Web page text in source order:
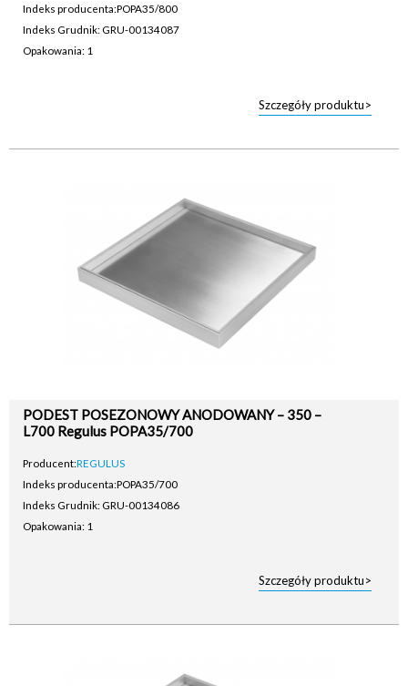
Indeks producenta:POPA35/800
Indeks Grudnik: GRU-00134087
Opakowania: 1
Szczegóły produktu>
PODEST POSEZONOWY ANODOWANY – 350 –
L700 Regulus POPA35/700
Producent:REGULUS
Indeks producenta:POPA35/700
Indeks Grudnik: GRU-00134086
Opakowania: 1
Szczegóły produktu>